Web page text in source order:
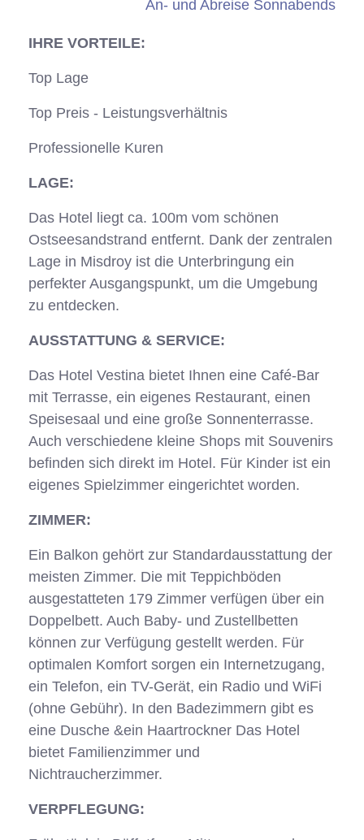
An- und Abreise Sonnabends
IHRE VORTEILE:
Top Lage
Top Preis - Leistungsverhältnis
Professionelle Kuren
LAGE:
Das Hotel liegt ca. 100m vom schönen
Ostseesandstrand entfernt. Dank der zentralen
Lage in Misdroy ist die Unterbringung ein
perfekter Ausgangspunkt, um die Umgebung
zu entdecken.
AUSSTATTUNG & SERVICE:
Das Hotel Vestina bietet Ihnen eine Café-Bar
mit Terrasse, ein eigenes Restaurant, einen
Speisesaal und eine große Sonnenterrasse.
Auch verschiedene kleine Shops mit Souvenirs
befinden sich direkt im Hotel. Für Kinder ist ein
eigenes Spielzimmer eingerichtet worden.
ZIMMER:
Ein Balkon gehört zur Standardausstattung der
meisten Zimmer. Die mit Teppichböden
ausgestatteten 179 Zimmer verfügen über ein
Doppelbett. Auch Baby- und Zustellbetten
können zur Verfügung gestellt werden. Für
optimalen Komfort sorgen ein Internetzugang,
ein Telefon, ein TV-Gerät, ein Radio und WiFi
(ohne Gebühr). In den Badezimmern gibt es
eine Dusche &ein Haartrockner Das Hotel
bietet Familienzimmer und
Nichtraucherzimmer.
VERPFLEGUNG: